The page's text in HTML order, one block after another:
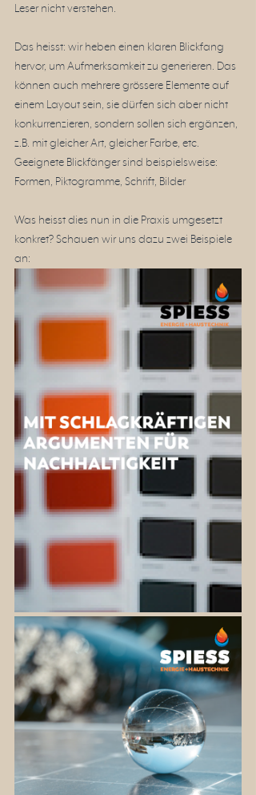
Leser nicht verstehen.
Das heisst: wir heben einen klaren Blickfang
hervor, um Aufmerksamkeit zu generieren. Das
können auch mehrere grössere Elemente auf
einem Layout sein, sie dürfen sich aber nicht
konkurrenzieren, sondern sollen sich ergänzen,
z.B. mit gleicher Art, gleicher Farbe, etc.
Geeignete Blickfänger sind beispielsweise:
Formen, Piktogramme, Schrift, Bilder
Was heisst dies nun in die Praxis umgesetzt
konkret? Schauen wir uns dazu zwei Beispiele
an: